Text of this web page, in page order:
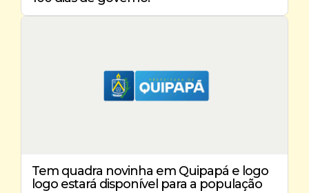
Tem quadra novinha em Quipapá e logo
logo estará disponível para a população